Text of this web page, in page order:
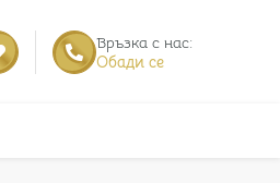
Връзка с нас:
Обади се